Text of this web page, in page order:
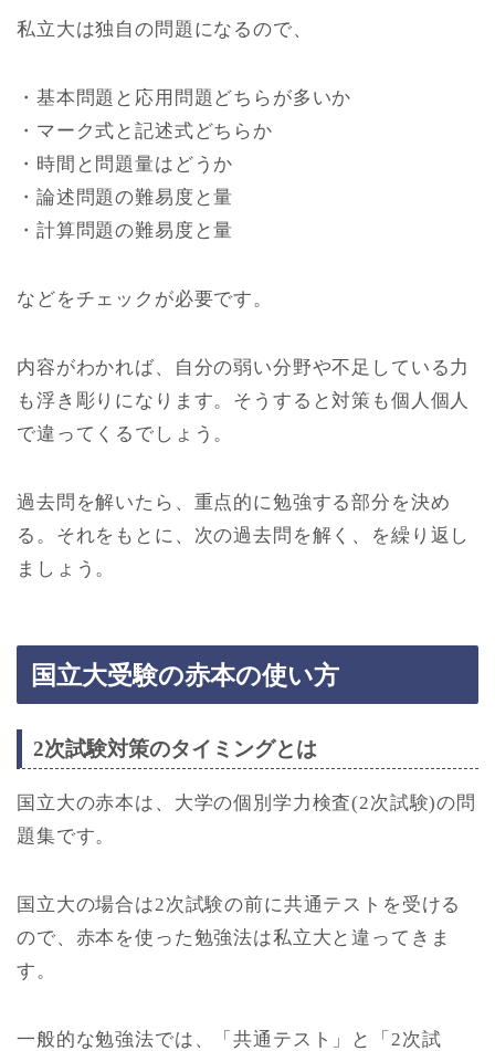
私立大は独自の問題になるので、
・基本問題と応用問題どちらが多いか
・マーク式と記述式どちらか
・時間と問題量はどうか
・論述問題の難易度と量
・計算問題の難易度と量
などをチェックが必要です。
内容がわかれば、自分の弱い分野や不足している力
も浮き彫りになります。そうすると対策も個人個人
で違ってくるでしょう。
過去問を解いたら、重点的に勉強する部分を決め
る。それをもとに、次の過去問を解く、を繰り返し
ましょう。
国立大受験の赤本の使い方
2次試験対策のタイミングとは
国立大の赤本は、大学の個別学力検査(2次試験)の問
題集です。
国立大の場合は2次試験の前に共通テストを受ける
ので、赤本を使った勉強法は私立大と違ってきま
す。
一般的な勉強法では、「共通テスト」と「2次試